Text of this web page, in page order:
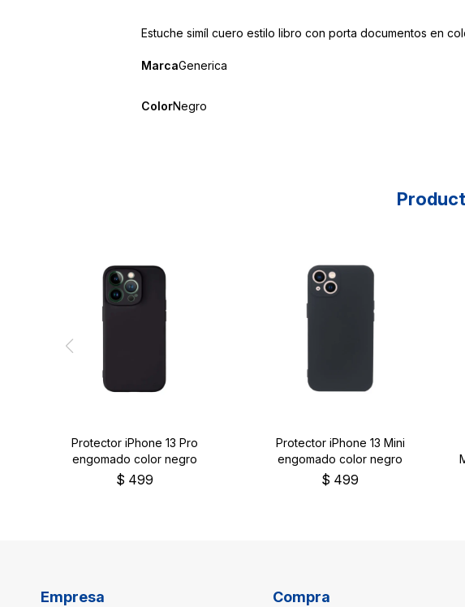
Estuche simíl cuero estilo libro con porta documentos en
MarcaGenerica
ColorNegro
Protector iPhone 13 Pro
engomado color negro
$ 499
Protector iPhone 13 Mini
engomado color negro
$ 499
Empresa Compra